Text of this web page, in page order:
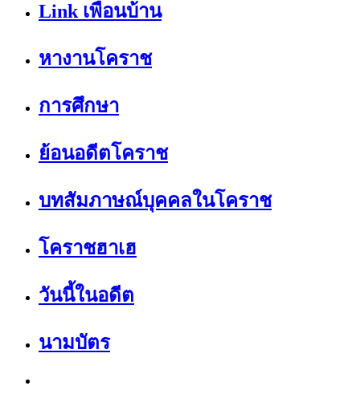
Link เพื่อนบ้าน
หางานโคราช
การศึกษา
ย้อนอดีตโคราช
บทสัมภาษณ์บุคคลในโคราช
โคราชฮาเฮ
วันนี้ในอดีต
นามบัตร